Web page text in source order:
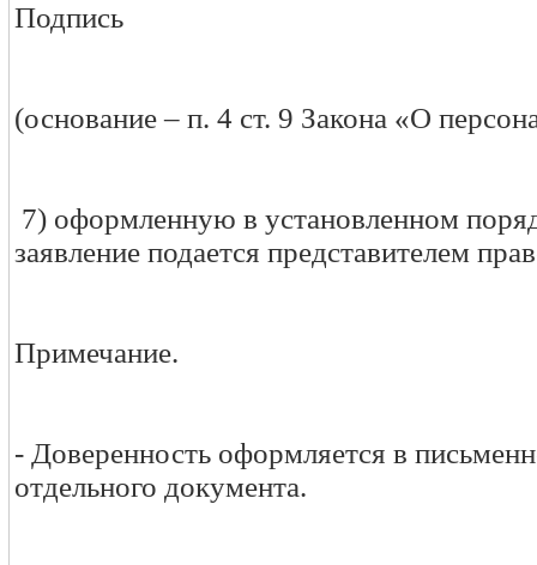
Подпись
(основание – п. 4 ст. 9 Закона «О
7) оформленную в установленном
заявление подается представителем
Примечание.
- Доверенность оформляется в
отдельного документа.